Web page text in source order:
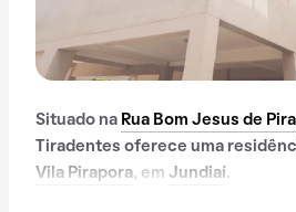
Situado na Rua Bom Jesus de
Tiradentes oferece uma
Vila Pirapora, em Jundiaí.